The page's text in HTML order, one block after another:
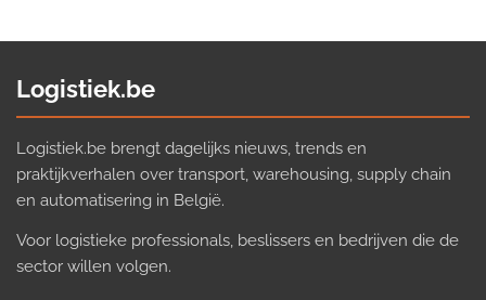
Logistiek.be
Logistiek.be brengt dagelijks nieuws, trends en
praktijkverhalen over transport, warehousing, supply chain
en automatisering in België.
Voor logistieke professionals, beslissers en bedrijven die de
sector willen volgen.